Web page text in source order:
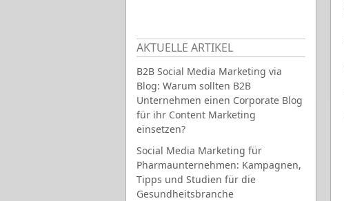
AKTUELLE ARTIKEL
B2B Social Media Marketing via
Blog: Warum sollten B2B
Unternehmen einen Corporate Blog
für ihr Content Marketing
einsetzen?
Social Media Marketing für
Pharmaunternehmen: Kampagnen,
Tipps und Studien für die
Gesundheitsbranche